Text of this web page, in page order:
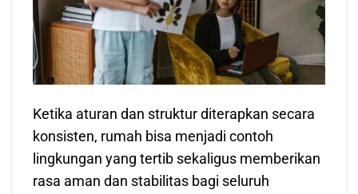
Ketika aturan dan struktur diterapkan secara
konsisten, rumah bisa menjadi contoh
lingkungan yang tertib sekaligus memberikan
rasa aman dan stabilitas bagi seluruh